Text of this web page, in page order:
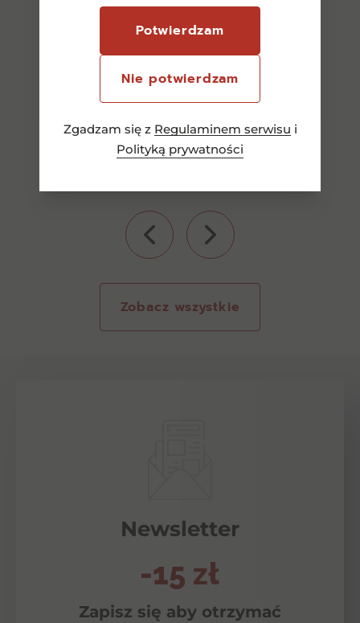
Potwierdzam
Nie potwierdzam
Zgadzam się z Regulaminem serwisu i
Polityką prywatności
Zobacz wszystkie
Newsletter
-15 zł
Zapisz się aby otrzymać